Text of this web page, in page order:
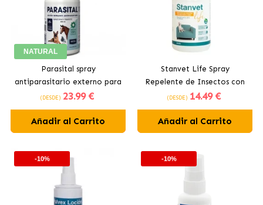
NATURAL
Parasital spray
antiparasitario externo para
perros
(DESDE) 23.99 €
Añadir al Carrito
Stanvet Life Spray
Repelente de Insectos con
Absorbeolores
(DESDE) 14.49 €
Añadir al Carrito
-10% -10%